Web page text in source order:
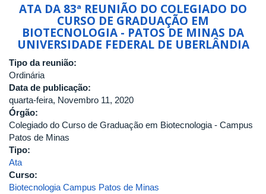
ATA DA 83ª REUNIÃO DO COLEGIADO DO
CURSO DE GRADUAÇÃO EM
BIOTECNOLOGIA - PATOS DE MINAS DA
UNIVERSIDADE FEDERAL DE UBERLÂNDIA
Tipo da reunião:
Ordinária
Data de publicação:
quarta-feira, Novembro 11, 2020
Órgão:
Colegiado do Curso de Graduação em Biotecnologia - Campus
Patos de Minas
Tipo:
Ata
Curso:
Biotecnologia Campus Patos de Minas